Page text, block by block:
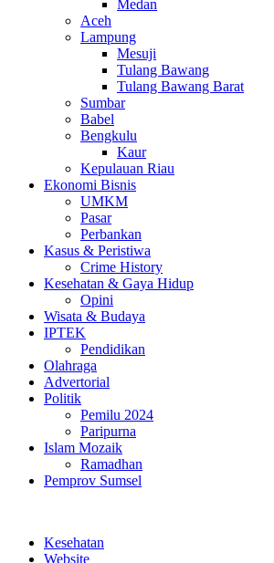
Medan
Aceh
Lampung
Mesuji
Tulang Bawang
Tulang Bawang Barat
Sumbar
Babel
Bengkulu
Kaur
Kepulauan Riau
Ekonomi Bisnis
UMKM
Pasar
Perbankan
Kasus & Peristiwa
Crime History
Kesehatan & Gaya Hidup
Opini
Wisata & Budaya
IPTEK
Pendidikan
Olahraga
Advertorial
Politik
Pemilu 2024
Paripurna
Islam Mozaik
Ramadhan
Pemprov Sumsel
Kesehatan
Website